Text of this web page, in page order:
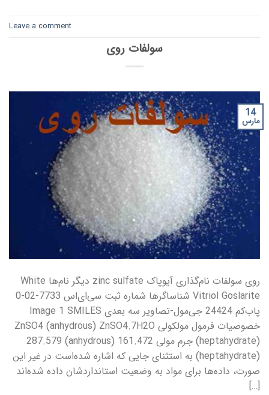
Leave a comment
سولفات روی
14
مارس
روی سولفات نام‌گذاری آیوپاک zinc sulfate دیگر نام‌ها White
Vitriol Goslarite شناساگرها شماره ثبت سی‌ای‌اس 7733-02-0
پاب‌کم 24424 جی‌مول-تصاویر سه بعدی Image 1 SMILES
خصوصیات فرمول مولکولی ZnSO4 (anhydrous) ZnSO4.7H2O
(heptahydrate) جرم مولی 161.472 (anhydrous) 287.579
(heptahydrate) به استثنای جایی که اشاره شده‌است در غیر این
صورت، داده‌ها برای مواد به وضعیت استانداردشان داده شده‌اند
[…]